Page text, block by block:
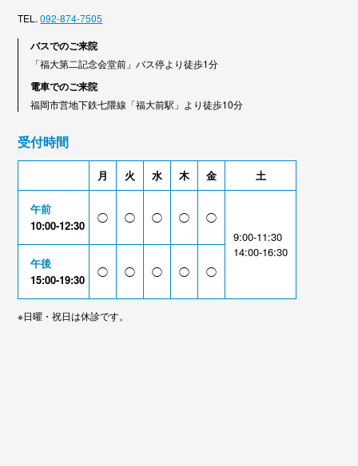
TEL.092-874-7505
バスでのご来院
「福大第二記念会堂前」バス停より徒歩1分
電車でのご来院
福岡市営地下鉄七隈線「福大前駅」より徒歩10分
受付時間
月 火 水 木 金 土
午前
10:00-12:30
◯ ◯ ◯ ◯
◯
9:00-11:30
14:00-16:30
午後
15:00-19:30
◯ ◯ ◯ ◯ ◯
※日曜・祝日は休診です。